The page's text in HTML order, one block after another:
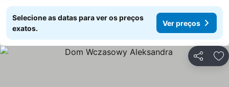
Selecione as datas para ver os preços
exatos.
Ver preços
Partilhar